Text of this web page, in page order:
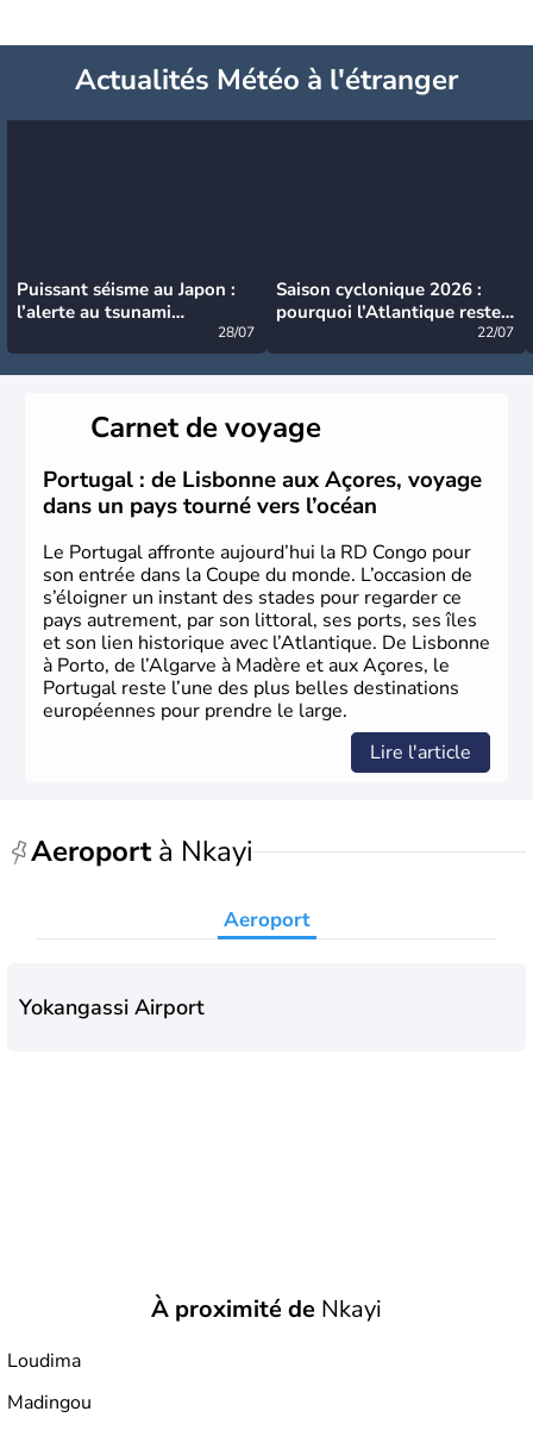
Actualités Météo à l'étranger
Puissant séisme au Japon :
l’alerte au tsunami
28/07
Saison cyclonique 2026 :
pourquoi l’Atlantique reste
22/07
Carnet de voyage
Portugal : de Lisbonne aux Açores, voyage
dans un pays tourné vers l’océan
Le Portugal affronte aujourd’hui la RD Congo pour
son entrée dans la Coupe du monde. L’occasion de
s’éloigner un instant des stades pour regarder ce
pays autrement, par son littoral, ses ports, ses îles
et son lien historique avec l’Atlantique. De Lisbonne
à Porto, de l’Algarve à Madère et aux Açores, le
Portugal reste l’une des plus belles destinations
européennes pour prendre le large.
Lire l'article
Aeroportà Nkayi
Aeroport
Yokangassi Airport
À proximité de Nkayi
Loudima
Madingou